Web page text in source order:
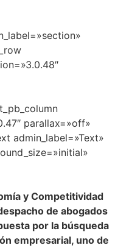
parallax=»off»
admin_label=»Text»
y Competitividad
de abogados
por la búsqueda
empresarial, uno de